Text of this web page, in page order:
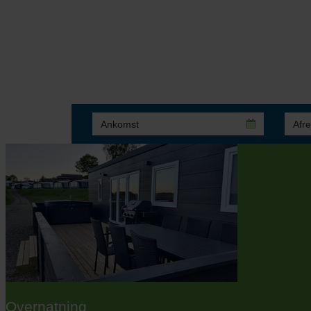
Overnatning